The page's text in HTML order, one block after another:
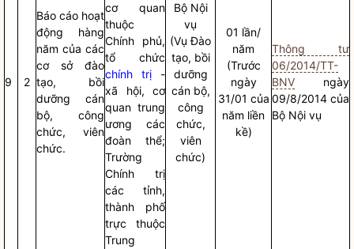
9 2
Báo cáo hoạt
động hàng
năm của các
cơ sở đào
tạo, bồi
dưỡng cán
bộ, công
chức, viên
chức.
cơ quan
thuộc
Chính phủ,
tổ chức
chính trị -
xã hội, cơ
quan trung
ương các
đoàn thể;
Trường
Chính trị
các tỉnh,
thành phố
trực thuộc
Trung
Bộ Nội
vụ
(Vụ Đào
tạo, bồi
dưỡng
cán bộ,
công
chức,
viên
chức)
01 lần/
năm
(Trước
ngày
31/01 của
năm liền
kề)
Thông tư
06/2014/TT-
BNV ngày
09/8/2014 của
Bộ Nội vụ